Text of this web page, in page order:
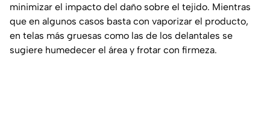
minimizar el impacto del daño sobre el tejido. Mientras
que en algunos casos basta con vaporizar el producto,
en telas más gruesas como las de los delantales se
sugiere humedecer el área y frotar con firmeza.